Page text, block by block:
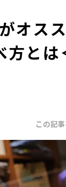
オス
とは
この記